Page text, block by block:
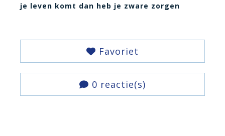
je leven komt dan heb je zware zorgen
Favoriet
0 reactie(s)